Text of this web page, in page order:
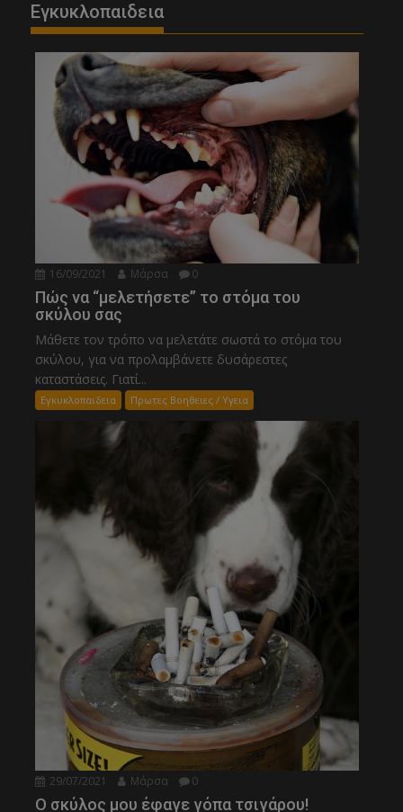
Εγκυκλοπαιδεια
16/09/2021 Μάρσα 0
Πώς να “μελετήσετε” το στόμα του
σκύλου σας
Μάθετε τον τρόπο να μελετάτε σωστά το στόμα του
σκύλου, για να προλαμβάνετε δυσάρεστες
καταστάσεις. Γιατί...
Εγκυκλοπαιδεια Πρωτες Βοηθειες / Υγεια
29/07/2021 Μάρσα 0
Ο σκύλος μου έφαγε γόπα τσιγάρου!